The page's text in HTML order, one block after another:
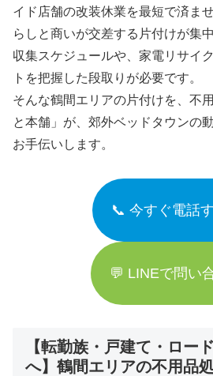
イド店舗の改装休業を最短で済ま
らしと商いが交差する片付けが集
収集スケジュールや、家電リサイ
トを把握した段取りが必要です。
そんな鶴間エリアの片付けを、不
と本舗」が、郊外ベッドタウンの
お手伝いします。
📞 今すぐ電話
💬 LINEで問い
【転勤族・戸建て・ロー
へ】鶴間エリアの不用品